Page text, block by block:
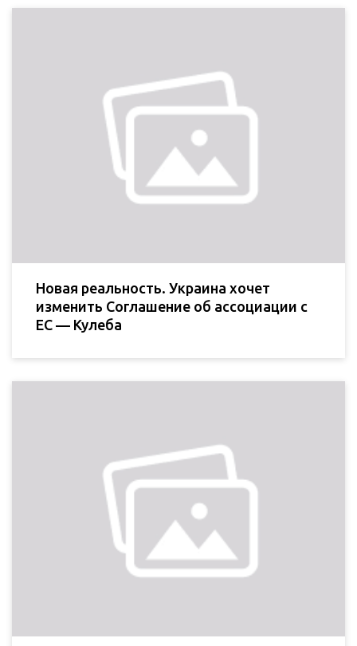
Новая реальность. Украина хочет
изменить Соглашение об ассоциации с
ЕС — Кулеба